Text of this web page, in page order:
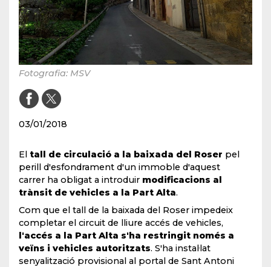
Fotografia: MSV
03/01/2018
El tall de circulació a la baixada del Roser pel
perill d'esfondrament d'un immoble d'aquest
carrer ha obligat a introduir modificacions al
trànsit de vehicles a la Part Alta.
Com que el tall de la baixada del Roser impedeix
completar el circuit de lliure accés de vehicles,
l'accés a la Part Alta s'ha restringit només a
veïns i vehicles autoritzats. S'ha instal·lat
senyalització provisional al portal de Sant Antoni